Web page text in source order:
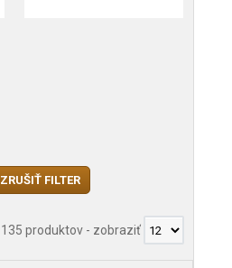
135 produktov - zobraziť